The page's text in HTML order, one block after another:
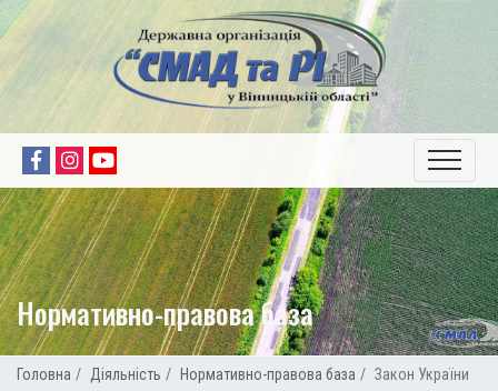
Головна Діяльність Нормативно-правова база Закон України
Нормативно-правова база